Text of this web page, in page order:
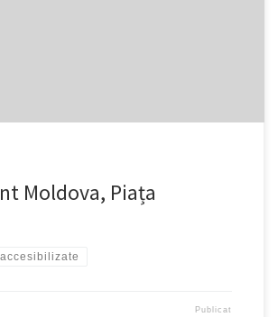
Moldova, Piața
Publicat